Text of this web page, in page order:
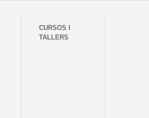
CURSOS I
TALLERS